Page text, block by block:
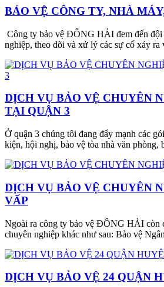
BẢO VỆ CÔNG TY, NHÀ
Công ty bảo vệ ĐÔNG HẢI đem đến đội
nghiệp, theo dõi và xử lý các sự cố xảy ra
DỊCH VỤ BẢO VỆ CHUYÊN
TẠI QUẬN 3
Ở quận 3 chúng tôi đang đẩy mạnh các
kiện, hội nghị, bảo vệ tòa nhà văn phòng,
DỊCH VỤ BẢO VỆ CHUYÊN
VẤP
Ngoài ra công ty bảo vệ ĐÔNG HẢI còn
chuyên nghiệp khác như sau: Bảo vệ
DỊCH VỤ BẢO VỆ 24 QUẬN